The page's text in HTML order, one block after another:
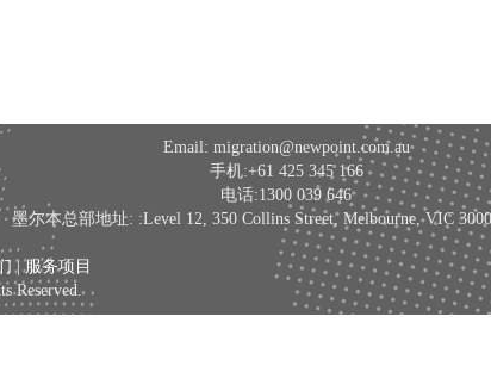
Email: migration@newpoint.com.au
手机:+61 425 345 166
电话:1300 039 646
墨尔本总部地址: :Level 12, 350 Collins Street, Melbourne, VIC
|服务项目
Reserved.